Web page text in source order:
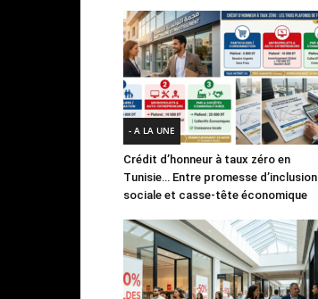
- A LA UNE
Crédit d’honneur à taux zéro en
Tunisie… Entre promesse d’inclusion
sociale et casse-tête économique